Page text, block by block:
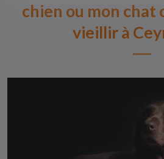
chien ou mon chat
vieillir à